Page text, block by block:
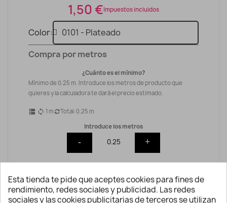
1,50 €Impuestos incluidos
Color
Compra por metros
¿Cuánto es el mínimo?
Mínimo de 0.25 m. Introduce los metros de producto que
quieres y la calculadora te dará el precio estimado.
dns sync 1 m Total: 0.25 m
Introduce los metros
- +
Precio total : 0.38 €
Esta tienda te pide que aceptes cookies para fines de
rendimiento, redes sociales y publicidad. Las redes
sociales y las cookies publicitarias de terceros se utilizan